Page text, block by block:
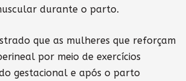
durante o parto.
que as mulheres que reforçam
por meio de exercícios
gestacional e após o parto